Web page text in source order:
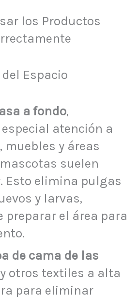
los Productos
Espacio
a fondo,
atención a
muebles y áreas
suelen
Esto elimina pulgas
y larvas,
preparar el área para
de cama de las
y otros textiles a alta
para eliminar